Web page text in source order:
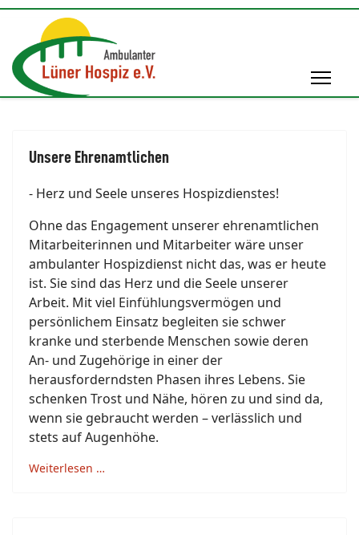
Unsere Ehrenamtlichen
- Herz und Seele unseres Hospizdienstes!
Ohne das Engagement unserer ehrenamtlichen
Mitarbeiterinnen und Mitarbeiter wäre unser
ambulanter Hospizdienst nicht das, was er heute
ist. Sie sind das Herz und die Seele unserer
Arbeit. Mit viel Einfühlungsvermögen und
persönlichem Einsatz begleiten sie schwer
kranke und sterbende Menschen sowie deren
An- und Zugehörige in einer der
herausforderndsten Phasen ihres Lebens. Sie
schenken Trost und Nähe, hören zu und sind da,
wenn sie gebraucht werden – verlässlich und
stets auf Augenhöhe.
Weiterlesen …